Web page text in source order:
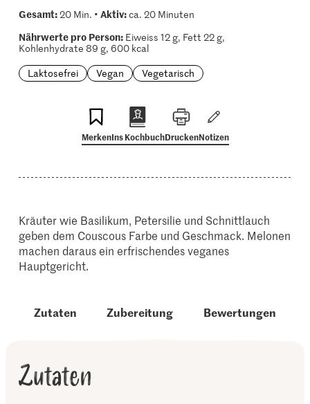
Gesamt:20 Min. • Aktiv:ca. 20 Minuten
Nährwerte pro Person:Eiweiss 12 g, Fett 22 g,
Kohlenhydrate 89 g, 600 kcal
Laktosefrei
Vegan Vegetarisch
MerkenIns KochbuchDruckenNotizen
Kräuter wie Basilikum, Petersilie und Schnittlauch
geben dem Couscous Farbe und Geschmack. Melonen
machen daraus ein erfrischendes veganes
Hauptgericht.
Zutaten Zubereitung Bewertungen
Zutaten